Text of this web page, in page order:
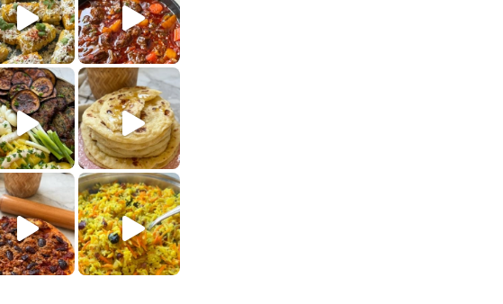
לחם מחבת שהוא שילוב של מופלטה וספינז׳, רעיון מעולאז מה בשבילכם? בפ
פסטל טוניסאי לתשעת הימים, חשבתי מה לחדש לכם
למתכון
פיצה של תשעת הימים ולמה היא נקראת ככה? ההסבר בסרטו
מז׳ווז׳ין או בתרגום לעברית, מחותנים